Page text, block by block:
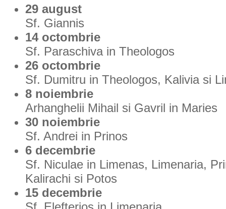
29 august
Sf. Giannis
14 octombrie
Sf. Paraschiva in Theologos
26 octombrie
Sf. Dumitru in Theologos, Kalivia si
8 noiembrie
Arhanghelii Mihail si Gavril in Maries
30 noiembrie
Sf. Andrei in Prinos
6 decembrie
Sf. Niculae in Limenas, Limenaria,
Kalirachi si Potos
15 decembrie